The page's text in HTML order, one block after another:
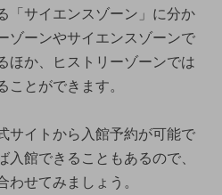
「サイエンスゾーン」に分か
ゾーンやサイエンスゾーンで
ほか、ヒストリーゾーンでは
ことができます。
サイトから入館予約が可能で
館できることもあるので、
わせてみましょう。